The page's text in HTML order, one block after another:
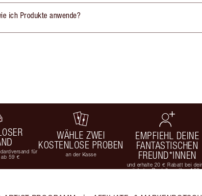
ich Produkte anwende?
für
ab 59 €
WÄHLE ZWEI
KOSTENLOSE PROBEN
an der Kasse
EMPFIEHL DEINE
FANTASTISCHEN
FREUND*INNEN
und erhalte 20 € Rabatt bei
nächsten Bestellung über 100